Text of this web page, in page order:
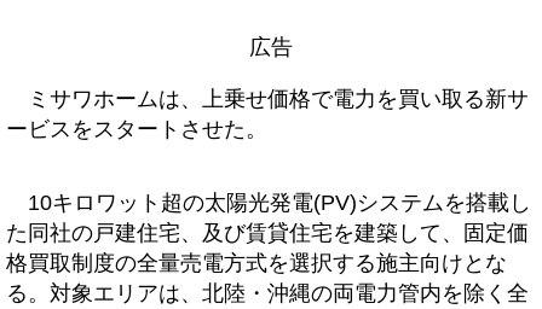
広告
ミサワホームは、上乗せ価格で電力を買い取る新サ
ービスをスタートさせた。
10キロワット超の太陽光発電(PV)システムを搭載し
た同社の戸建住宅、及び賃貸住宅を建築して、固定価
格買取制度の全量売電方式を選択する施主向けとな
る。対象エリアは、北陸・沖縄の両電力管内を除く全